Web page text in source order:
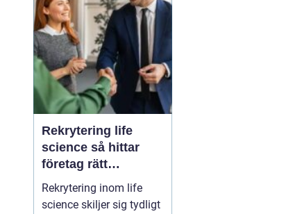
helheten avgörande:
samspelet mellan aktivt
och passivt skydd, tydlig
ansvar...
Rekrytering life
science så hittar
företag rätt
kompetens när
kraven är som högst
Rekrytering inom life
science skiljer sig tydligt